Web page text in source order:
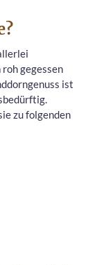
gegessen
ist
zu folgenden